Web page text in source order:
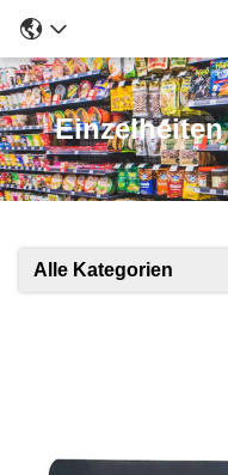
Alle Kategorien